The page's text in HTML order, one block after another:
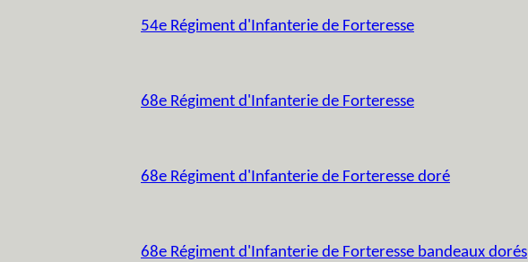
54e Régiment d'Infanterie de Forteresse
68e Régiment d'Infanterie de Forteresse
68e Régiment d'Infanterie de Forteresse doré
68e Régiment d'Infanterie de Forteresse bandeaux dorés